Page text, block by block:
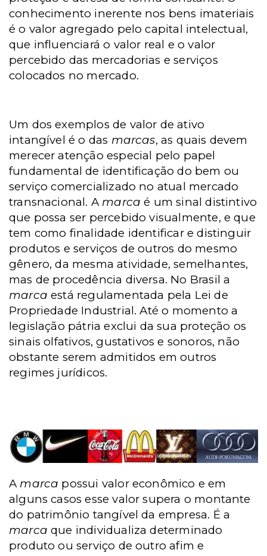
conhecimento inerente nos bens imateriais
é o valor agregado pelo capital intelectual,
que influenciará o valor real e o valor
percebido das mercadorias e serviços
colocados no mercado.
Um dos exemplos de valor de ativo
intangível é o das marcas, as quais devem
merecer atenção especial pelo papel
fundamental de identificação do bem ou
serviço comercializado no atual mercado
transnacional. A marca é um sinal distintivo
que possa ser percebido visualmente, e que
tem como finalidade identificar e distinguir
produtos e serviços de outros do mesmo
gênero, da mesma atividade, semelhantes,
mas de procedência diversa. No Brasil a
marca está regulamentada pela Lei de
Propriedade Industrial. Até o momento a
legislação pátria exclui da sua proteção os
sinais olfativos, gustativos e sonoros, não
obstante serem admitidos em outros
regimes jurídicos.
A marca possui valor econômico e em
alguns casos esse valor supera o montante
do patrimônio tangível da empresa. É a
marca que individualiza determinado
produto ou serviço de outro afim e